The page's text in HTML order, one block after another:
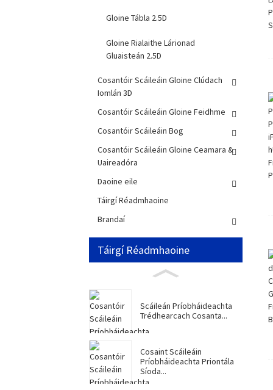
Gloine Tábla 2.5D
Gloine Rialaithe Lárionad
Gluaisteán 2.5D
Cosantóir Scáileáin Gloine Clúdach
Iomlán 3D
Cosantóir Scáileáin Gloine Feidhme
Cosantóir Scáileáin Bog
Cosantóir Scáileáin Gloine Ceamara &
Uaireadóra
Daoine eile
Táirgí Réadmhaoine
Brandaí
Táirgí Réadmhaoine
Scáileán Príobháideachta
Trédhearcach Cosanta...
Cosaint Scáileáin
Príobháideachta Priontála
Síoda...